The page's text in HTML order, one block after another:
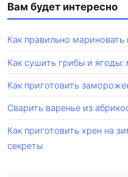
Вам будет интересно
Как правильно мариновать
Как сушить грибы и
Как приготовить
Сварить варенье из
Как приготовить хрен на
секреты